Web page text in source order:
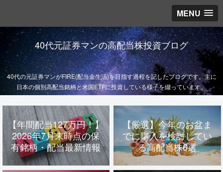
MENU
40代元証券マンの高配当株投資ブログ
40代の元証券マンがFIRE(配当金生活)を目指す過程を記したブログです。主に
日本の個別高配当銘柄と米国ETFに投資している様子を綴っています。
【年間配当127万円！】
2026年7月末時点の保
有銘柄・配当最新情報
【厳選】今年のお盆ま
でに購入を検討してい
る高配当株6選